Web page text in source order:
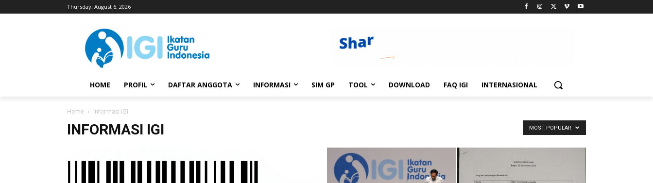
Thursday, August 6, 2026
HOME PROFIL DAFTAR ANGGOTA INFORMASI SIM GP TOOL DOWNLOAD FAQ IGI INTERNASIONAL
Home Informasi IGI
INFORMASI IGI MOST POPULAR